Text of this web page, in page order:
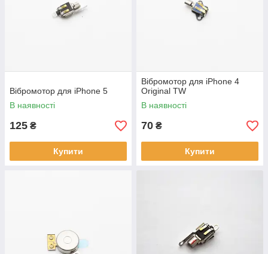
Вібромотор для iPhone 5
В наявності
125 ₴
Купити
Вібромотор для iPhone 4
Original TW
В наявності
70 ₴
Купити